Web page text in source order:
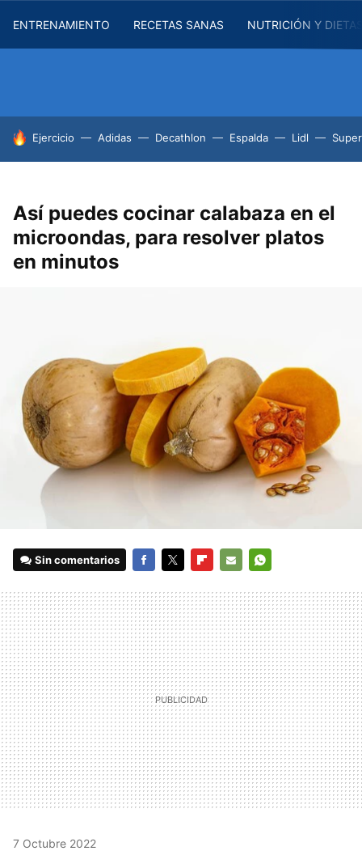
ENTRENAMIENTO RECETAS SANAS NUTRICIÓN Y
HOY SE HABLA DE
Ejercicio Adidas Decathlon Espalda Lidl
Así puedes cocinar calabaza en el
microondas, para resolver platos
en minutos
Sin comentarios
MAIL
7 Octubre 2022